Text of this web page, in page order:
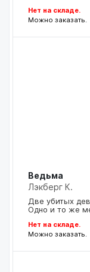
Нет на складе.
Можно заказать.
Ведьма
Лэкберг К.
Две убитых
Одно и то же
Нет на складе.
Можно заказать.